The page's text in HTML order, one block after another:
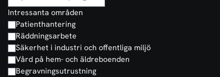
Intressanta områden
Patienthantering
Räddningsarbete
Säkerhet i industri och offentliga miljö
Vård på hem- och äldreboenden
Begravningsutrustning